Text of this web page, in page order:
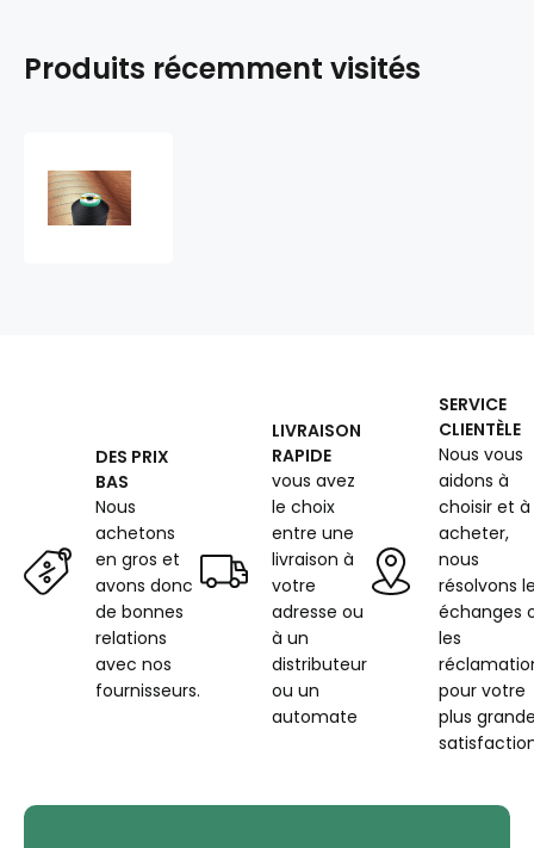
Produits récemment visités
DES PRIX
BAS
Nous
achetons
en gros et
avons donc
de bonnes
relations
avec nos
fournisseurs.
LIVRAISON
RAPIDE
vous avez
le choix
entre une
livraison à
votre
adresse ou
à un
distributeur
ou un
automate
SERVICE
CLIENTÈLE
Nous vous
aidons à
choisir et à
acheter,
nous
résolvons
échanges
les
pour votre
plus